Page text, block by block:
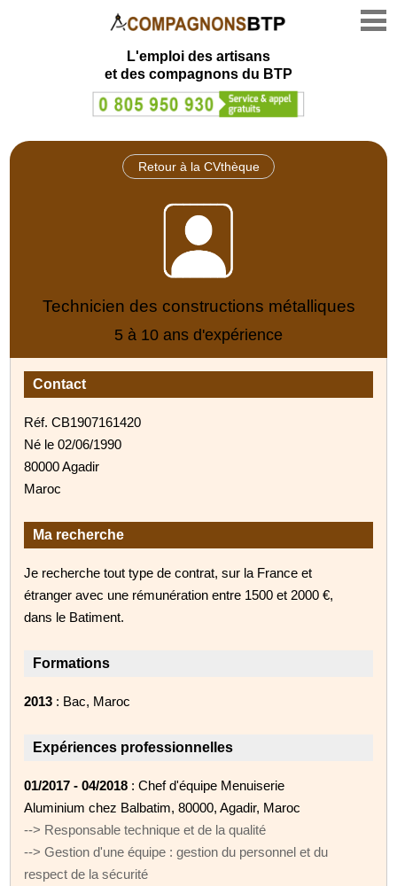
L'emploi des artisans
et des compagnons du BTP
Retour à la CVthèque
Technicien des constructions métalliques
5 à 10 ans d'expérience
Contact
Réf. CB1907161420
Né le 02/06/1990
80000 Agadir
Maroc
Ma recherche
Je recherche tout type de contrat, sur la France et
étranger avec une rémunération entre 1500 et 2000 €,
dans le Batiment.
Formations
2013 : Bac, Maroc
Expériences professionnelles
01/2017 - 04/2018 : Chef d'équipe Menuiserie
Aluminium chez Balbatim, 80000, Agadir, Maroc
--> Responsable technique et de la qualité
--> Gestion d'une équipe : gestion du personnel et du
respect de la sécurité